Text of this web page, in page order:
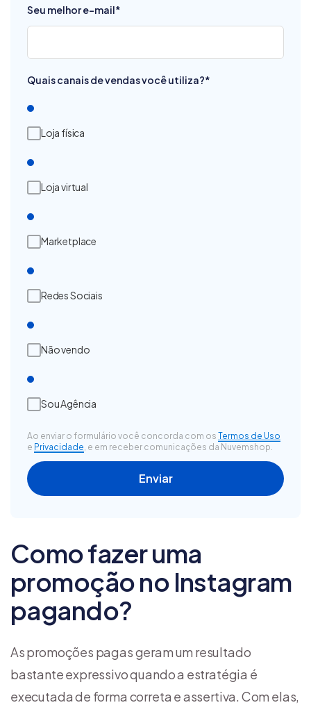
Seu melhor e-mail*
Quais canais de vendas você utiliza?*
Loja física
Loja virtual
Marketplace
Redes Sociais
Não vendo
Sou Agência
Ao enviar o formulário você concorda com os Termos de Uso
e Privacidade , e em receber comunicações da Nuvemshop.
Como fazer uma
promoção no Instagram
pagando?
As promoções pagas geram um resultado
bastante expressivo quando a estratégia é
executada de forma correta e assertiva. Com elas,